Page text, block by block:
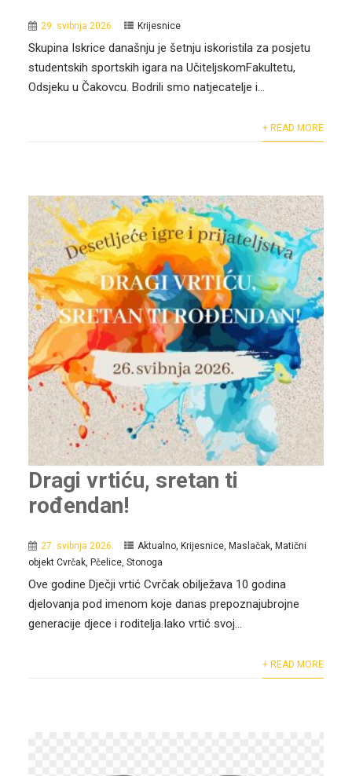
29. svibnja 2026. Krijesnice
Skupina Iskrice današnju je šetnju iskoristila za posjetu
studentskih sportskih igara na UčiteljskomFakultetu,
Odsjeku u Čakovcu. Bodrili smo natjecatelje i...
+ READ MORE
Dragi vrtiću, sretan ti
rođendan!
27. svibnja 2026. Aktualno, Krijesnice, Maslačak, Matični
objekt Cvrčak, Pčelice, Stonoga
Ove godine Dječji vrtić Cvrčak obilježava 10 godina
djelovanja pod imenom koje danas prepoznajubrojne
generacije djece i roditelja.Iako vrtić svoj...
+ READ MORE